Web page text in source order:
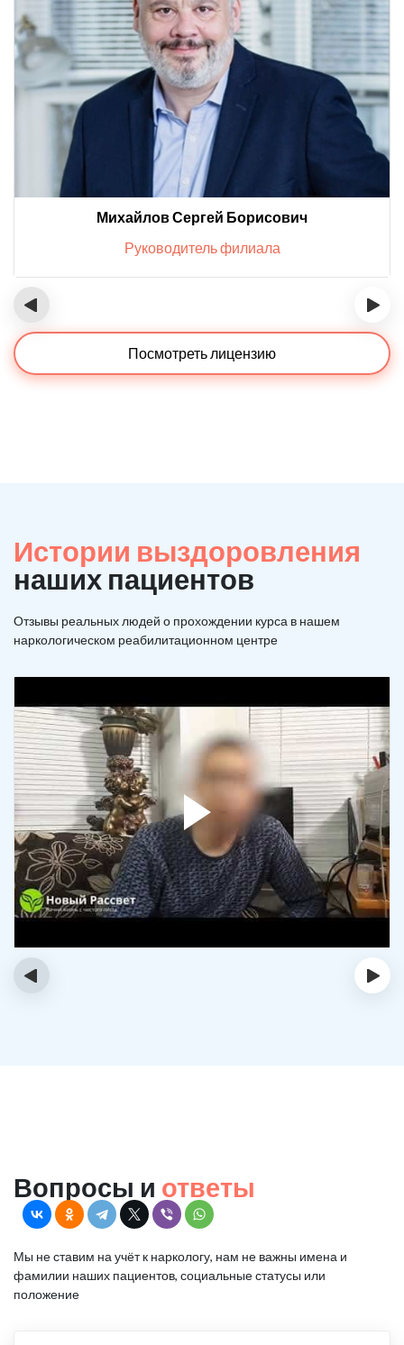
Михайлов Сергей Борисович
Руководитель филиала
‹ ›
Посмотреть лицензию
Истории выздоровления
наших пациентов
Отзывы реальных людей о прохождении курса в нашем
наркологическом реабилитационном центре
‹ ›
Вопросы и ответы
Мы не ставим на учёт к наркологу, нам не важны имена и
фамилии наших пациентов, социальные статусы или
положение